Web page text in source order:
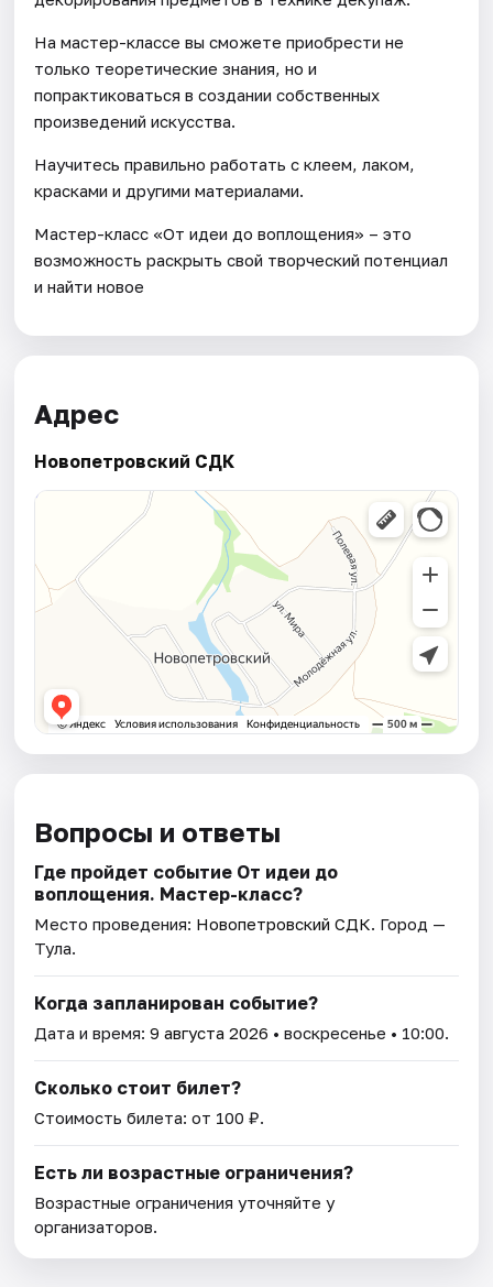
На мастер-классе вы сможете приобрести не
только теоретические знания, но и
попрактиковаться в создании собственных
произведений искусства.
Научитесь правильно работать с клеем, лаком,
красками и другими материалами.
Мастер-класс «От идеи до воплощения» – это
возможность раскрыть свой творческий потенциал
и найти новое
Адрес
Новопетровский СДК
Вопросы и ответы
Где пройдет событие От идеи до
воплощения. Мастер-класс?
Место проведения: Новопетровский СДК. Город —
Тула.
Когда запланирован событие?
Дата и время:9 августа 2026 • воскресенье • 10:00.
Сколько стоит билет?
Стоимость билета: от 100 ₽.
Есть ли возрастные ограничения?
Возрастные ограничения уточняйте у
организаторов.